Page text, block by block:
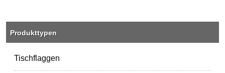
Produkttypen
Tischflaggen